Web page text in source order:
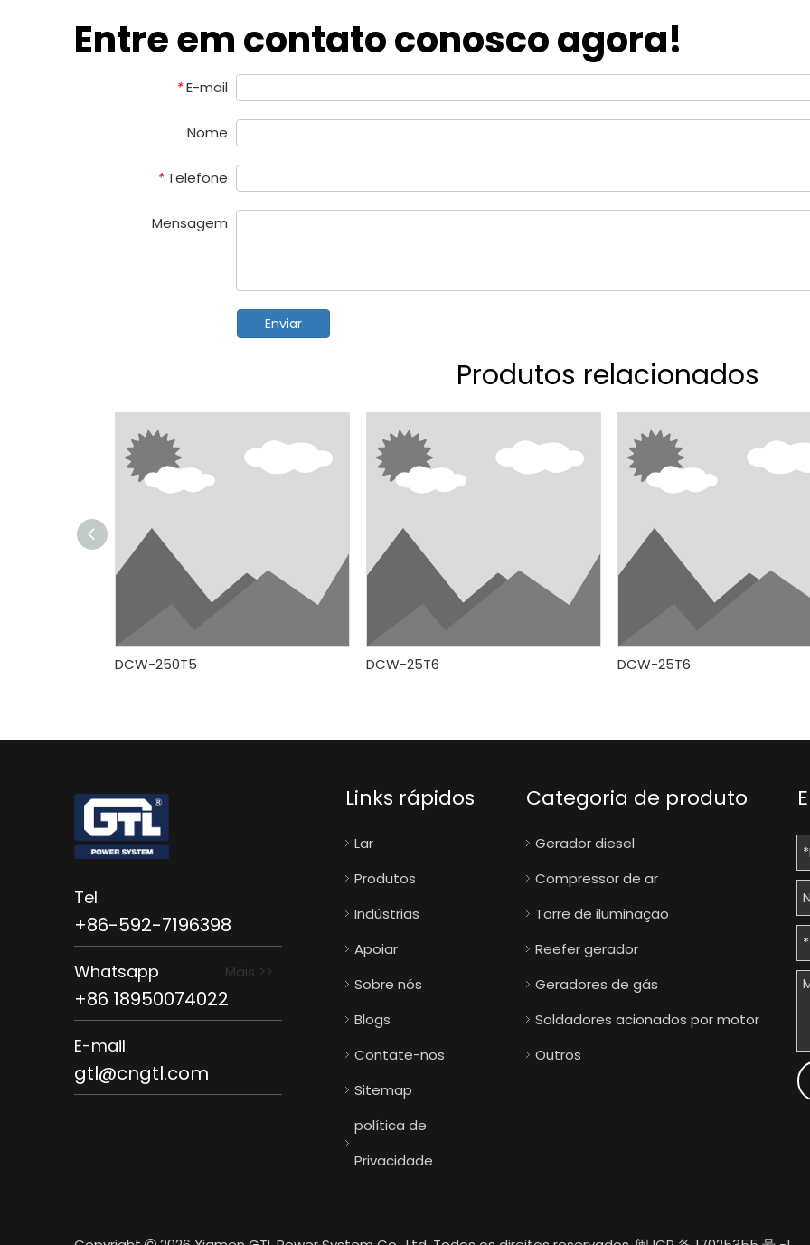
Entre em contato conosco agora!
* E-mail
Nome
* Telefone
Mensagem
Enviar
Produtos relacionados
DCW-250T5 DCW-25T6 DCW-25T6
Tel
+86-592-7196398
Whatsapp Mais >>
+86 18950074022
E-mail
gtl@cngtl.com
Links rápidos
Lar
Produtos
Indústrias
Apoiar
Sobre nós
Blogs
Contate-nos
Sitemap
política de
Privacidade
Categoria de produto
Gerador diesel
Compressor de ar
Torre de iluminação
Reefer gerador
Geradores de gás
Soldadores acionados por motor
Outros